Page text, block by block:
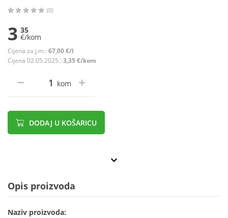
(0)
3 35
€/kom
Cijena za j.m.: 67,00 €/l
Cijena 02.05.2025.: 3,35 €/kom
kom
DODAJ U KOŠARICU
Opis proizvoda
Naziv proizvoda: